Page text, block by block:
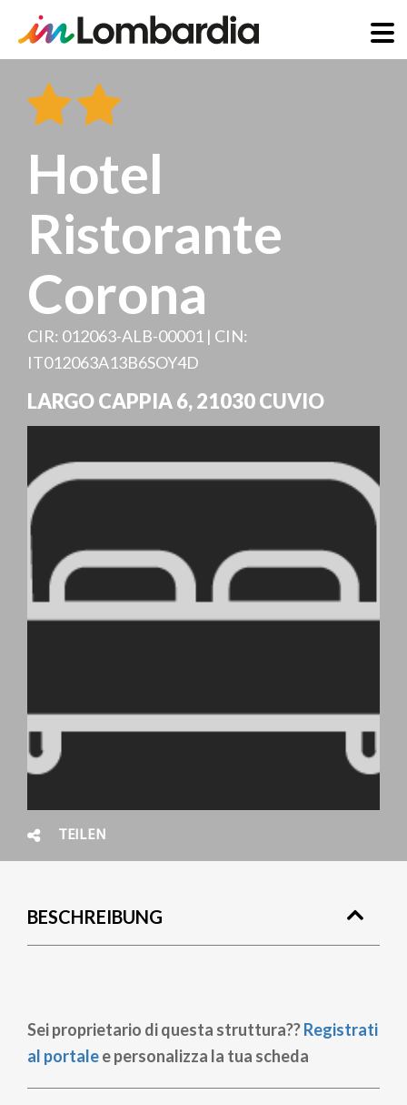
zum
Inhalt
Hotel
Ristorante
Corona
CIR: 012063-ALB-00001 | CIN:
IT012063A13B6SOY4D
LARGO CAPPIA 6,21030CUVIO
TEILEN
BESCHREIBUNG
Sei proprietario di questa struttura??Registrati
al portalee personalizza la tua scheda